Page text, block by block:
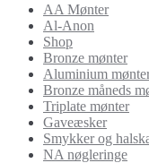
AA Mønter
Al-Anon
Shop
Bronze mønter
Aluminium
Bronze måneds
Triplate mønter
Gaveæsker
Smykker og
NA nøgleringe